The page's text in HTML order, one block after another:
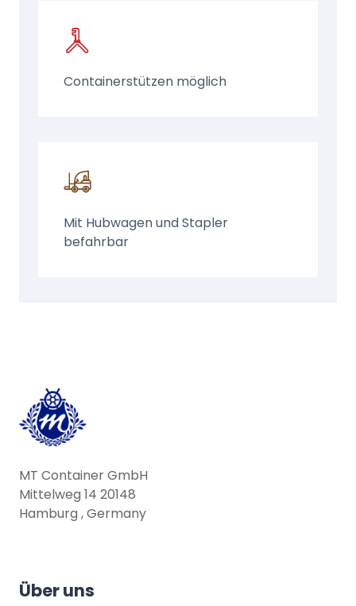
Containerstützen möglich
Mit Hubwagen und Stapler
befahrbar
MT Container GmbH
Mittelweg 14 20148
Hamburg , Germany
Über uns